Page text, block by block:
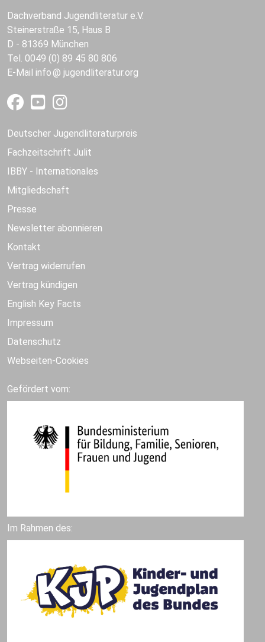
Dachverband Jugendliteratur e.V.
Steinerstraße 15, Haus B
D - 81369 München
Tel. 0049 (0) 89 45 80 806
E-Mail info jugendliteratur.org
Deutscher Jugendliteraturpreis
Fachzeitschrift Julit
IBBY - Internationales
Mitgliedschaft
Presse
Newsletter abonnieren
Kontakt
Vertrag widerrufen
Vertrag kündigen
English Key Facts
Impressum
Datenschutz
Webseiten-Cookies
Gefördert vom:
Im Rahmen des: